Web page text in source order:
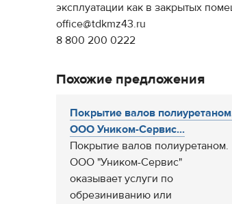
эксплуатации как в закрытых
office@tdkmz43.ru
8 800 200 0222
Похожие предложения
Покрытие валов
ООО Уником-Сервис...
Покрытие валов полиуретаном.
ООО "Уником-Сервис"
оказывает услуги по
обрезиниванию или